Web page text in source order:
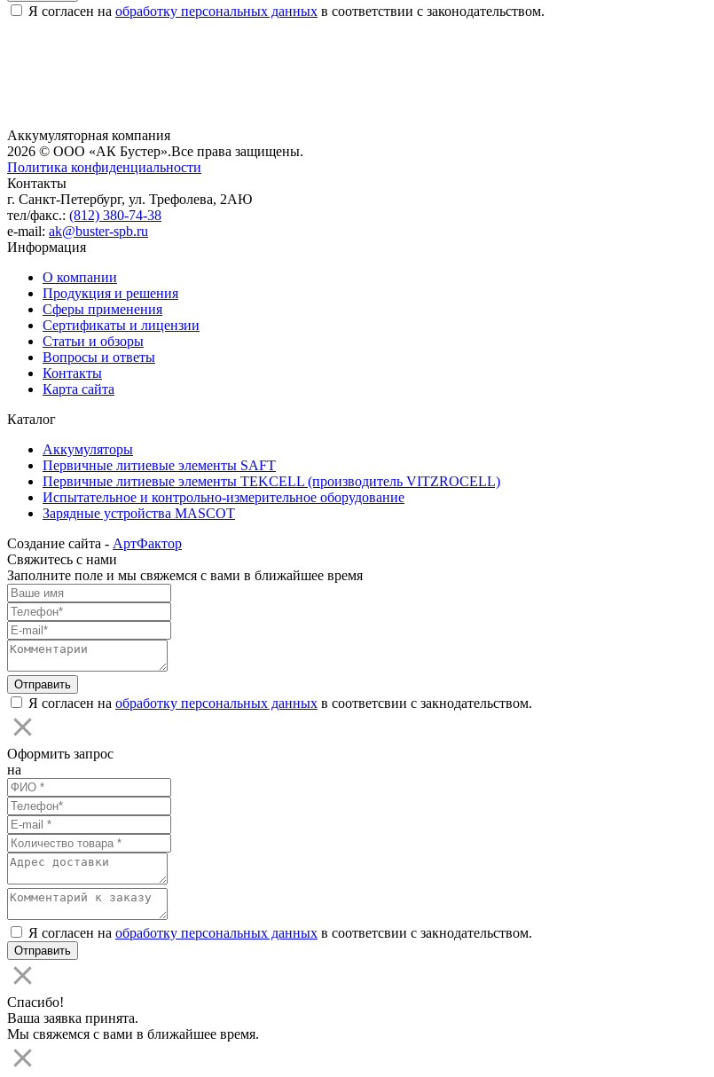
Я согласен на обработку персональных данных в соответствии с законодательством.
Аккумуляторная компания
2026 © ООО «АК Бустер».Все права защищены.
Политика конфиденциальности
Контакты
г. Санкт-Петербург, ул. Трефолева, 2АЮ
тел/факс.: (812) 380-74-38
e-mail: ak@buster-spb.ru
Информация
О компании
Продукция и решения
Сферы применения
Сертификаты и лицензии
Статьи и обзоры
Вопросы и ответы
Контакты
Карта сайта
Каталог
Аккумуляторы
Первичные литиевые элементы SAFT
Первичные литиевые элементы TEKCELL (производитель VITZROCELL)
Испытательное и контрольно-измерительное оборудование
Зарядные устройства MASCOT
Создание сайта - АртФактор
Свяжитесь с нами
Заполните поле и мы свяжемся с вами в ближайшее время
Я согласен на обработку персональных данных в соответсвии с закнодательством.
Оформить запрос
на
Я согласен на обработку персональных данных в соответсвии с закнодательством.
Спасибо!
Ваша заявка принята.
Мы свяжемся с вами в ближайшее время.